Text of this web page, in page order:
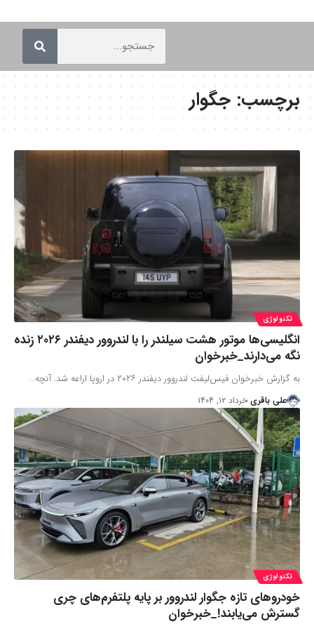
برچسب:جگوار
تکنولوژی
انگلیسی‌ها موتور هشت سیلندر را با لندروور دیفندر ۲۰۲۶ زنده
نگه می‌دارند_خبرخوان
به گزارش خبرخوان فیس‌لیفت لندروور دیفندر ۲۰۲۶ در اروپا اراعه شد. آنچه…
علی باقری خرداد ۱۲, ۱۴۰۴
تکنولوژی
خودروهای تازه جگوار لندروور بر پایه پلتفرم‌های چری
گسترش می‌یابند!_خبرخوان